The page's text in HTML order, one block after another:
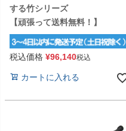
する竹シリーズ
【頑張って送料無料！】
税込価格 ¥96,140税込
カートに入れる